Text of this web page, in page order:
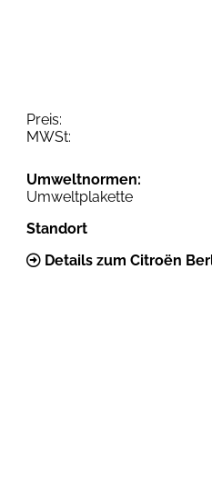
Preis:
MWSt:
Umweltnormen:
Umweltplakette
Standort
Details zum Citroën